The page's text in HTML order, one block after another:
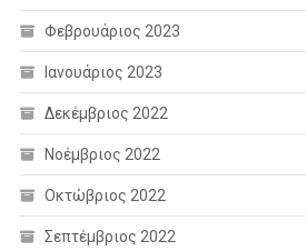
Φεβρουάριος 2023
Ιανουάριος 2023
Δεκέμβριος 2022
Νοέμβριος 2022
Οκτώβριος 2022
Σεπτέμβριος 2022